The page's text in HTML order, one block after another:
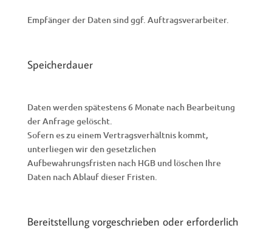
Empfänger der Daten sind ggf. Auftragsverarbeiter.
Speicherdauer
Daten werden spätestens 6 Monate nach Bearbeitung
der Anfrage gelöscht.
Sofern es zu einem Vertragsverhältnis kommt,
unterliegen wir den gesetzlichen
Aufbewahrungsfristen nach HGB und löschen Ihre
Daten nach Ablauf dieser Fristen.
Bereitstellung vorgeschrieben oder erforderlich